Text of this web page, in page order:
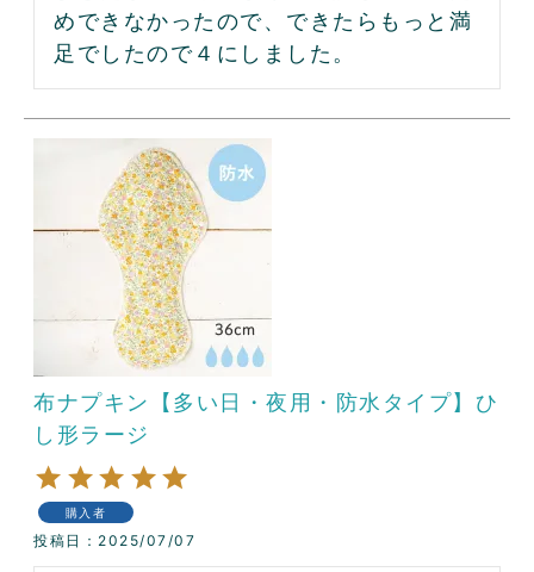
めできなかったので、できたらもっと満
足でしたので４にしました。
布ナプキン【多い日・夜用・防水タイプ】ひ
し形ラージ
購入者
投稿日 2025/07/07